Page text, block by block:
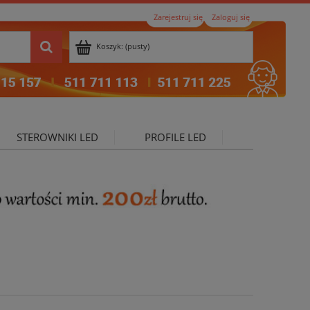
Zarejestruj się Zaloguj się
Koszyk: (pusty)
STEROWNIKI LED PROFILE LED